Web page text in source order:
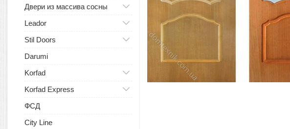
Двери из массива сосны
Leador
Stil Doors
Darumi
Korfad
Korfad Express
ФСД
City Line